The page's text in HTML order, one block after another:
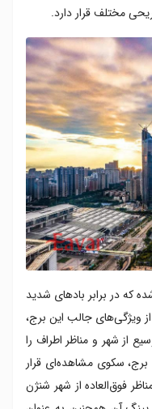
مختلف قرار دارد.
که در برابر بادهای شدید
ویژگی‌های جالب این برج،
از شهر و مناظر اطراف را
سکوی مشاهده‌ای قرار
فوق‌العاده از شهر شنژن